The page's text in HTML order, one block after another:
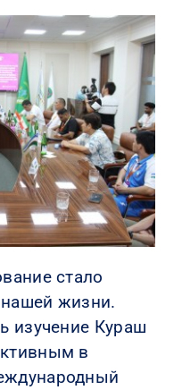
стало
жизни.
изучение Кураш
в